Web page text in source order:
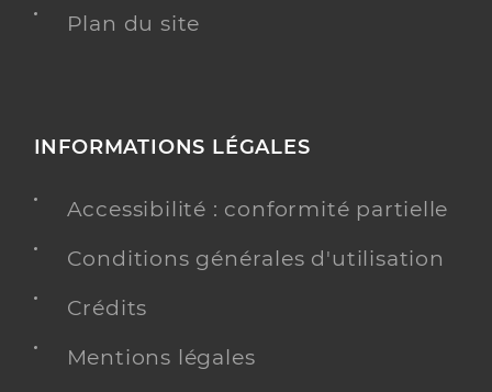
Plan du site
INFORMATIONS LÉGALES
Accessibilité : conformité partielle
Conditions générales d'utilisation
Crédits
Mentions légales